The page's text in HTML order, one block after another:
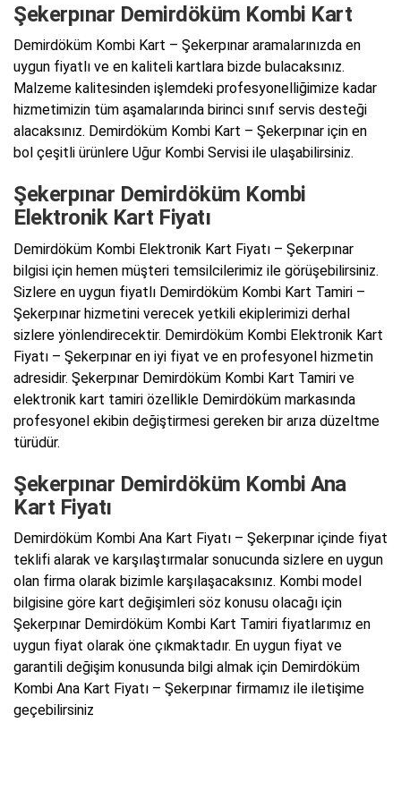
Şekerpınar Demirdöküm Kombi Kart
Demirdöküm Kombi Kart – Şekerpınar aramalarınızda en
uygun fiyatlı ve en kaliteli kartlara bizde bulacaksınız.
Malzeme kalitesinden işlemdeki profesyonelliğimize kadar
hizmetimizin tüm aşamalarında birinci sınıf servis desteği
alacaksınız. Demirdöküm Kombi Kart – Şekerpınar için en
bol çeşitli ürünlere Uğur Kombi Servisi ile ulaşabilirsiniz.
Şekerpınar Demirdöküm Kombi
Elektronik Kart Fiyatı
Demirdöküm Kombi Elektronik Kart Fiyatı – Şekerpınar
bilgisi için hemen müşteri temsilcilerimiz ile görüşebilirsiniz.
Sizlere en uygun fiyatlı Demirdöküm Kombi Kart Tamiri –
Şekerpınar hizmetini verecek yetkili ekiplerimizi derhal
sizlere yönlendirecektir. Demirdöküm Kombi Elektronik Kart
Fiyatı – Şekerpınar en iyi fiyat ve en profesyonel hizmetin
adresidir. Şekerpınar Demirdöküm Kombi Kart Tamiri ve
elektronik kart tamiri özellikle Demirdöküm markasında
profesyonel ekibin değiştirmesi gereken bir arıza düzeltme
türüdür.
Şekerpınar Demirdöküm Kombi Ana
Kart Fiyatı
Demirdöküm Kombi Ana Kart Fiyatı – Şekerpınar içinde fiyat
teklifi alarak ve karşılaştırmalar sonucunda sizlere en uygun
olan firma olarak bizimle karşılaşacaksınız. Kombi model
bilgisine göre kart değişimleri söz konusu olacağı için
Şekerpınar Demirdöküm Kombi Kart Tamiri fiyatlarımız en
uygun fiyat olarak öne çıkmaktadır. En uygun fiyat ve
garantili değişim konusunda bilgi almak için Demirdöküm
Kombi Ana Kart Fiyatı – Şekerpınar firmamız ile iletişime
geçebilirsiniz